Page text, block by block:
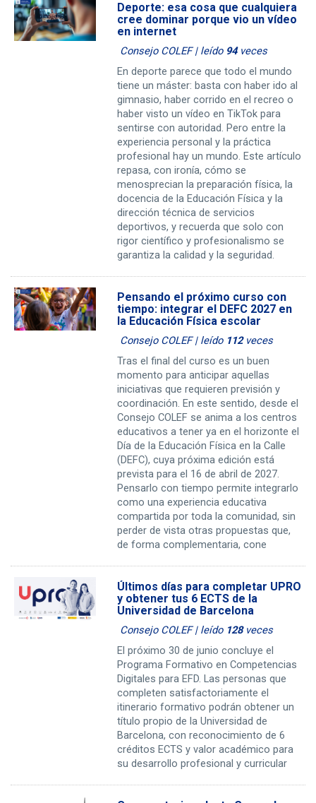
Deporte: esa cosa que cualquiera
cree dominar porque vio un vídeo
en internet
Consejo COLEF | leído 94veces
En deporte parece que todo el mundo
tiene un máster: basta con haber ido al
gimnasio, haber corrido en el recreo o
haber visto un vídeo en TikTok para
sentirse con autoridad. Pero entre la
experiencia personal y la práctica
profesional hay un mundo. Este artículo
repasa, con ironía, cómo se
menosprecian la preparación física, la
docencia de la Educación Física y la
dirección técnica de servicios
deportivos, y recuerda que solo con
rigor científico y profesionalismo se
garantiza la calidad y la seguridad.
Pensando el próximo curso con
tiempo: integrar el DEFC 2027 en
la Educación Física escolar
Consejo COLEF | leído 112veces
Tras el final del curso es un buen
momento para anticipar aquellas
iniciativas que requieren previsión y
coordinación. En este sentido, desde el
Consejo COLEF se anima a los centros
educativos a tener ya en el horizonte el
Día de la Educación Física en la Calle
(DEFC), cuya próxima edición está
prevista para el 16 de abril de 2027.
Pensarlo con tiempo permite integrarlo
como una experiencia educativa
compartida por toda la comunidad, sin
perder de vista otras propuestas que,
de forma complementaria, cone
Últimos días para completar UPRO
y obtener tus 6 ECTS de la
Universidad de Barcelona
Consejo COLEF | leído 128veces
El próximo 30 de junio concluye el
Programa Formativo en Competencias
Digitales para EFD. Las personas que
completen satisfactoriamente el
itinerario formativo podrán obtener un
título propio de la Universidad de
Barcelona, con reconocimiento de 6
créditos ECTS y valor académico para
su desarrollo profesional y curricular